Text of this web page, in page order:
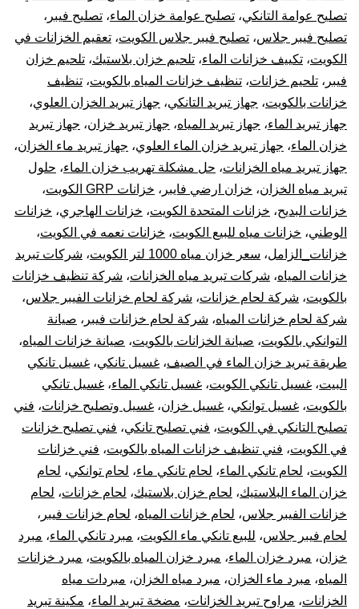
تصليح عوامة التانكي، تصليح عوامة خزان الماء، تصليح فيبر ،
تصليح فيبر جلاس، تصليح فيبر جلاس الكويت، تعقيم الخزانات في
الكويت، تكييف خزانات الماء، تلحيم خزان بلاستيك، تلحيم خزان
فيبر ، تلحيم خزانات، تنظيف خزانات المياه بالكويت، تنظيف
خزانات بالكويت، جهاز تبريد التانكي، جهاز تبريد الخزان العلوي،
جهاز تبريد الماء، جهاز تبريد المياه، جهاز تبريد خزان، جهاز تبريد
خزان الماء، جهاز تبريد خزان الماء العلوي، جهاز تبريد ماء الخزان،
جهاز تبريد مياه الخزانات، حل مشكلة تهريب خزان الماء، حلول
تبريد مياه الخزان، خزان ارضي فايبر ، خزانات GRP الكويت
،
خزانات البديح، خزانات المتحدة الكويت، خزانات الهاجري، خزانات
الوطني، خزانات مياه للبيع الكويت، خزانات نعمه في الكويت،
خزانات_الزامل، سعر خزان مياه 1000 لتر الكويت ، شركات تبريد
خزانات المياه، شركات تبريد مياه الخزانات، شركة تنظيف خزانات
بالكويت، شركة لحام خزانات، شركة لحام خزانات الفيبر جلاس،
شركة لحام خزانات المياه، شركة لحام خزانات فيبر ، صيانة
التوانكي بالكويت، صيانة الخزانات بالكويت، صيانة خزانات المياه،
طريقة تبريد خزان الماء في الصيف، غسيل تانكي، غسيل تانكي
البيت، غسيل تانكي الكويت، غسيل تانكي الماء، غسيل تانكي
بالكويت، غسيل توانكي، غسيل خزان، غسيل وتصليح خزانات، فني
تصليح التانكي في الكويت، فني تصليح تانكي، فني تصليح خزانات
في الكويت، فني تنظيف خزانات المياه بالكويت، فني خزانات
الكويت، لحام تانكي الماء، لحام تانكي ماء، لحام توانكي، لحام
خزان الماء البلاستيك، لحام خزان بلاستيك، لحام خزانات، لحام
خزانات الفيبر جلاس، لحام خزانات المياه، لحام خزانات فيبر ،
لحام فيبر جلاس، للبيع تانكي ماء الكويت، مبرد تانكي الماء، مبرد
خزان، مبرد خزان الماء، مبرد خزان المياه بالكويت، مبرد خزانات
المياه، مبرد ماء الخزان، مبرد مياه الخزان، مبردات مياه
الخزانات، مراوح تبريد الخزانات، مضخة تبريد الماء، مكينة تبريد